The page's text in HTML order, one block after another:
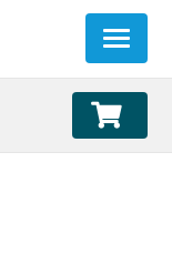
Toggle